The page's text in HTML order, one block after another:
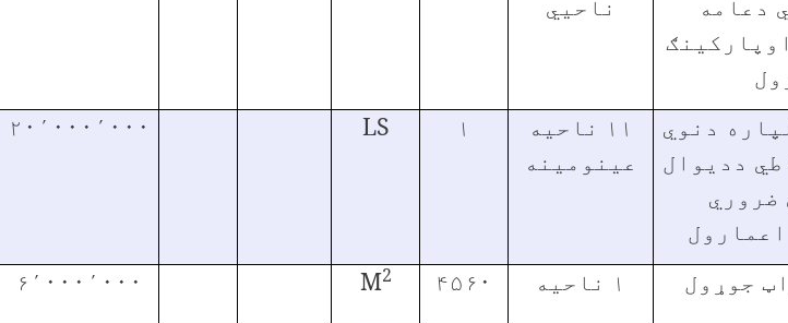
دنوي
ددیوال
ضروري
۱۱ ناحیه
عینومینه
۱ LS ۲۰٬۰۰۰٬۰۰۰
جوړول ۱ ناحیه ۴۵۶۰ M2 ۶٬۰۰۰٬۰۰۰